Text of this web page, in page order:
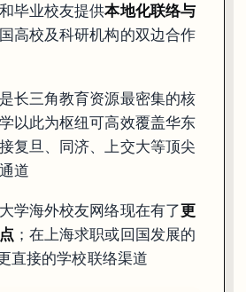
毕业校友提供本地化联络与
高校及科研机构的双边合作
长三角教育资源最密集的核
以此为枢纽可高效覆盖华东
复旦、同济、上交大等顶尖
道
学海外校友网络现在有了更
；在上海求职或回国发展的
直接的学校联络渠道